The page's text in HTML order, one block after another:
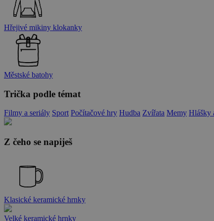
Hřejivé mikiny klokanky
Městské batohy
Trička podle témat
Filmy a seriály Sport Počítačové hry Hudba Zvířata Memy Hlášky
Z čeho se napiješ
Klasické keramické hrnky
Velké keramické hrnky